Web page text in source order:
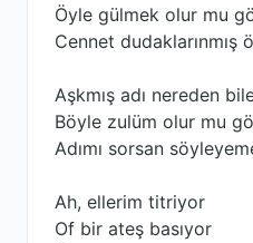
Öyle gülmek olur mu
Cennet dudaklarınmış
Aşkmış adı nereden
Böyle zulüm olur mu
Adımı sorsan
Ah, ellerim titriyor
Of bir ateş basıyor